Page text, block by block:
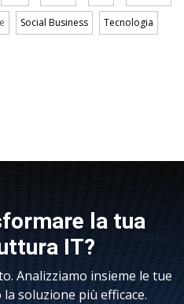
Social Business Tecnologia
la tua
IT?
Analizziamo insieme le tue
soluzione più efficace.